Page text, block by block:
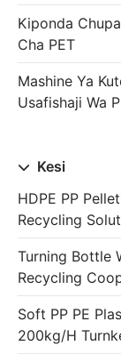
Kiponda
Cha PET
Mashine Ya
Usafishaji Wa
Kesi
HDPE PP
Recycling
Turning Bottle
Recycling
Soft PP PE
200kg/h